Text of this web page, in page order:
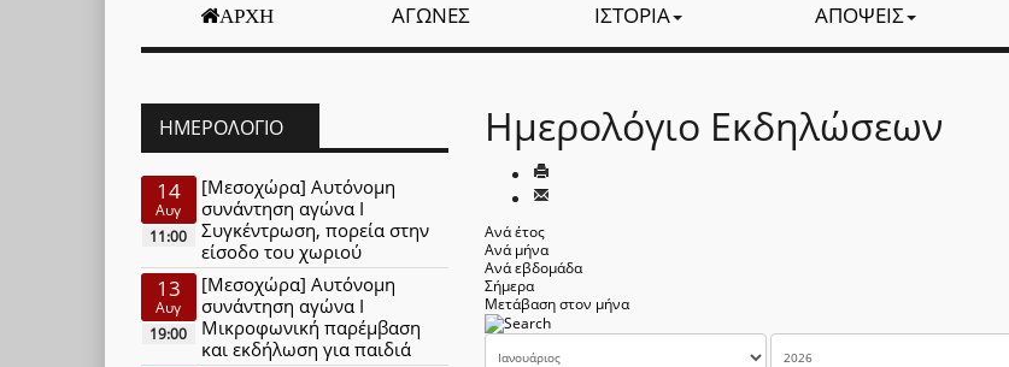
ΑΡΧΉ ΑΓΏΝΕΣ ΙΣΤΟΡΊΑ ΑΠΌΨΕΙΣ
Ημερολόγιο Εκδηλώσεων
Ανά έτος
Ανά μήνα
Ανά εβδομάδα
Σήμερα
Μετάβαση στον μήνα
ΗΜΕΡΟΛΌΓΙΟ
14
Αυγ
11:00
[Μεσοχώρα] Αυτόνομη
συνάντηση αγώνα Ι
Συγκέντρωση, πορεία στην
είσοδο του χωριού
13
Αυγ
19:00
[Μεσοχώρα] Αυτόνομη
συνάντηση αγώνα Ι
Μικροφωνική παρέμβαση
και εκδήλωση για παιδιά